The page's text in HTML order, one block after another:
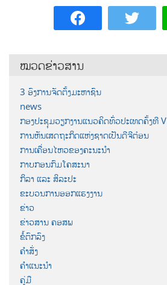
ໝວດຂ່າວສານ
3 ອົງການຈັດຕັ້ງມະຫາຊົນ
news
ກອງປະຊຸມວຽກງານແນວຄິດທົ່ວປະເທດຄັ້ງທີ V
ການຫັນເສດຖະກິດແຫ່ງຊາດເປັນດີຈີຕ໋ອນ
ການເຄື່ອນໄຫວຂອງຄະນະນຳ
ກາບກອນກົມໂຄສະນາ
ກິລາ ແລະ ສິລະປະ
ຂະບວນການອອກແຮງງານ
ຂ່າວ
ຂ່າວສານ ຄອສພ
ຂໍ້ຕົກລົງ
ຄຳສັ່ງ
ຄຳແນະນຳ
ຄູ່ມື